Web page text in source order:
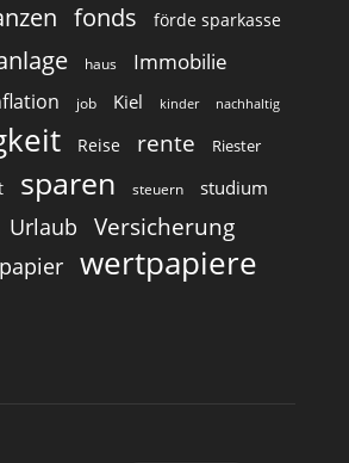
fonds förde sparkasse
haus Immobilie
job Kiel kinder nachhaltig
Reise rente Riester
sparen steuern studium
Urlaub Versicherung
wertpapiere